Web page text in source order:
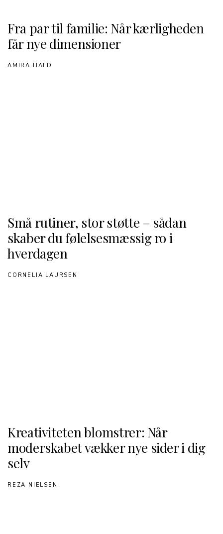
Fra par til familie: Når kærligheden
får nye dimensioner
AMIRA HALD
Små rutiner, stor støtte – sådan
skaber du følelsesmæssig ro i
hverdagen
CORNELIA LAURSEN
Kreativiteten blomstrer: Når
moderskabet vækker nye sider i dig
selv
REZA NIELSEN